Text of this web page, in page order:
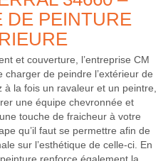
DE PEINTURE
et couverture, l’entreprise CM
de peindre l’extérieur de
la fois un ravaleur et un peintre,
une équipe chevronnée et
touche de fraicheur à votre
qu’il faut se permettre afin de
sur l’esthétique de celle-ci. En